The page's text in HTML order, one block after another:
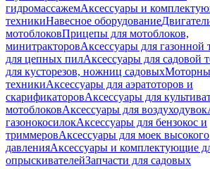
гидромассажемАксессуары и
техникиНавесное оборудование
мотоблоковПрицепы для мотоблоков,
минитракторовАксессуары для газонной
для цепных пилАксессуары для садовой
для кусторезов, ножниц садовых
техникиАксессуары для аэратоторов и
скарификаторовАксессуары для
мотоблоковАксессуары для воздуходувок
газонокосилокАксессуары для бензокос и
триммеровАксессуары для моек высокого
давленияАксессуары и комплектующие
опрыскивателейЗапчасти для садовых